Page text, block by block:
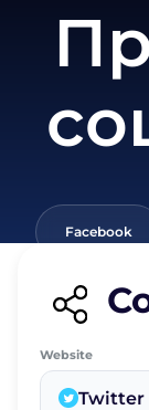
Facebook
Website
Twitter